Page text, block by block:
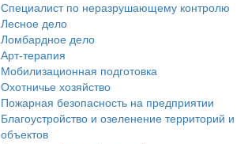
Специалист по неразрушающему контролю
Лесное дело
Ломбардное дело
Арт-терапия
Мобилизационная подготовка
Охотничье хозяйство
Пожарная безопасность на предприятии
Благоустройство и озеленение территорий и
объектов